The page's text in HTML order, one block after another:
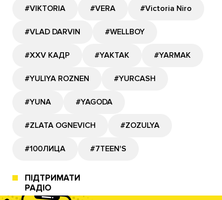
#VIKTORIA #VERA #Victoria Niro
#VLAD DARVIN #WELLBOY
#XXV КАДР #YAKTAK #YARMAK
#YULIYA ROZNEN #YURCASH
#YUNA #YAGODA
#ZLATA OGNEVICH #ZOZULYA
#100ЛИЦА #7TEEN'S
ПІДТРИМАТИ
РАДІО